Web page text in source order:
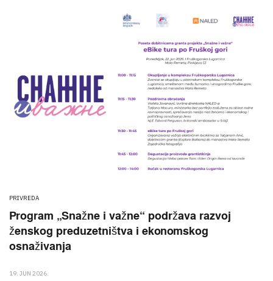
PRIVREDA
Program „Snažne i važne“ podržava razvoj
ženskog preduzetništva i ekonomskog
osnaživanja
19. JUN 2026.